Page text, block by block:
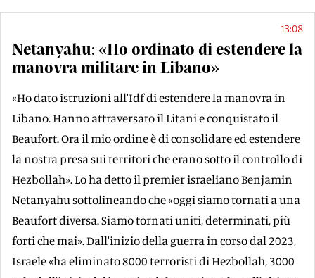
13:08
Netanyahu: «Ho ordinato di estendere la
manovra militare in Libano»
«Ho dato istruzioni all'Idf di estendere la manovra in
Libano. Hanno attraversato il Litani e conquistato il
Beaufort. Ora il mio ordine è di consolidare ed estendere
la nostra presa sui territori che erano sotto il controllo di
Hezbollah». Lo ha detto il premier israeliano Benjamin
Netanyahu sottolineando che «oggi siamo tornati a una
Beaufort diversa. Siamo tornati uniti, determinati, più
forti che mai». Dall'inizio della guerra in corso dal 2023,
Israele «ha eliminato 8000 terroristi di Hezbollah, 3000